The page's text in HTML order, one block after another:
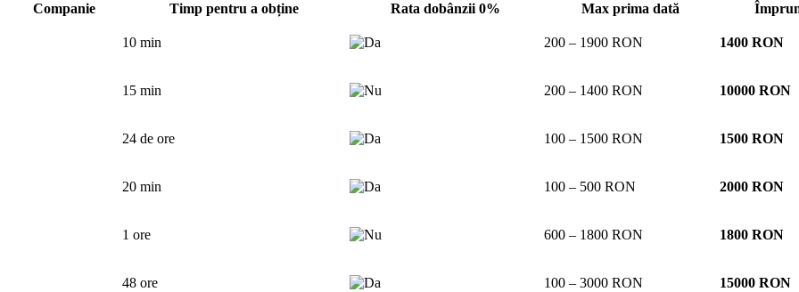
Companie Timp pentru a obține Rata dobânzii 0% Max prima dată
10 min 200 – 1900 RON 1400 RON
15 min 200 – 1400 RON 10000 RON
24 de ore 100 – 1500 RON 1500 RON
20 min 100 – 500 RON 2000 RON
1 ore 600 – 1800 RON 1800 RON
48 ore 100 – 3000 RON 15000 RON